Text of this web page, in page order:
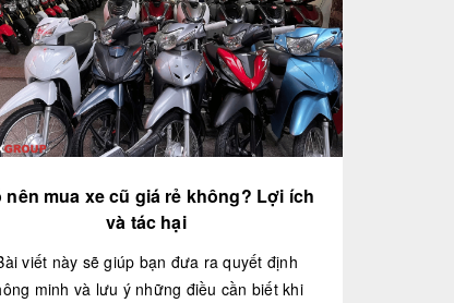
nên mua xe cũ giá rẻ không? Lợi ích
và tác hại
viết này sẽ giúp bạn đưa ra quyết định
minh và lưu ý những điều cần biết khi